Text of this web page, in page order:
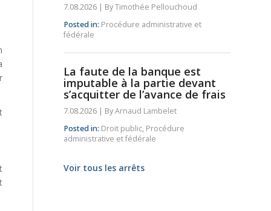
7.08.2026 | ByTimothée Pellouchoud
Posted in: Procédure administrative et
fédérale
La faute de la banque est
imputable à la partie devant
s’acquitter de l’avance de frais
7.08.2026 | ByArnaud Lambelet
Posted in: Droit public, Procédure
administrative et fédérale
Voir tous les arrêts